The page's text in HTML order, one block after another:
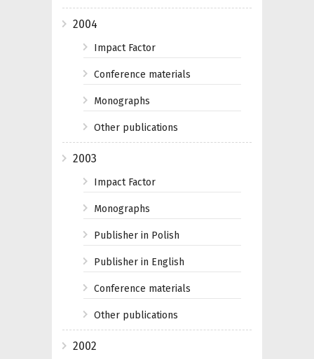
2004
Impact Factor
Conference materials
Monographs
Other publications
2003
Impact Factor
Monographs
Publisher in Polish
Publisher in English
Conference materials
Other publications
2002